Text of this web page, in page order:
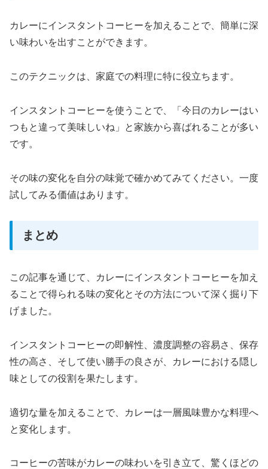
カレーにインスタントコーヒーを加えることで、簡単に深
い味わいを出すことができます。
このテクニックは、家庭での料理に特に役立ちます。
インスタントコーヒーを使うことで、「今日のカレーはい
つもと違って美味しいね」と家族から喜ばれることが多い
です。
その味の変化を自分の味覚で確かめてみてください。一度
試してみる価値はあります。
まとめ
この記事を通じて、カレーにインスタントコーヒーを加え
ることで得られる味の変化とその方法について深く掘り下
げました。
インスタントコーヒーの即解性、濃度調整の容易さ、保存
性の高さ、そして使い勝手の良さが、カレーにおける隠し
味としての役割を果たします。
適切な量を加えることで、カレーは一層風味豊かな料理へ
と変化します。
コーヒーの苦味がカレーの味わいを引き立て、驚くほどの